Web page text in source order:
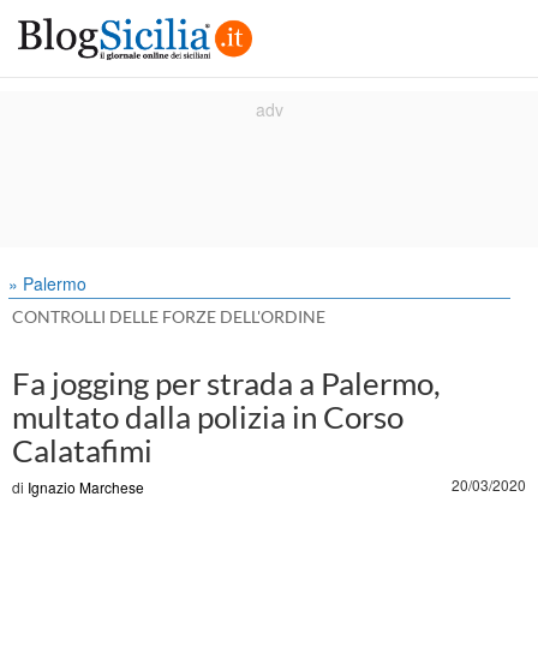
» Palermo
CONTROLLI DELLE FORZE DELL'ORDINE
Fa jogging per strada a Palermo,
multato dalla polizia in Corso
Calatafimi
di Ignazio Marchese 20/03/2020